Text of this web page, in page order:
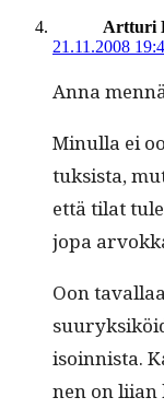
Artturi
21.11.2008
Anna
Min­ul­la ei
tuk­sista,
että tilat
jopa
Oon
isoin­nista.
nen on